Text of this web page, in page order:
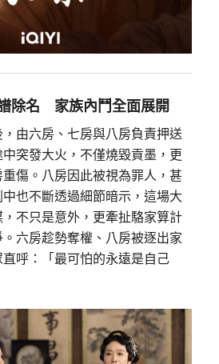
除名 家族內鬥全面展開
由六房、七房與八房負責押送
突發大火，不僅燒毀貢墨，更
傷。八房因此被視為罪人，甚
也不斷透過細節暗示，這場大
不只是意外，更牽扯駱家算計
六房趁勢奪權、八房被逐出家
呼：「最可怕的永遠是自己